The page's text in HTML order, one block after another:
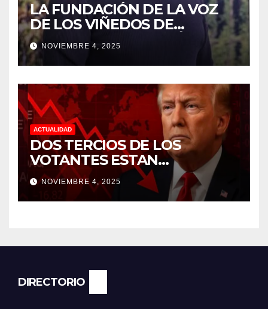
LA FUNDACIÓN DE LA VOZ
DE LOS VIÑEDOS DE
SONOMA RECONOCIÓ A
CUATRO “ EMPLEADOS DEL
MES” POR SU LIDERAZGO Y
DEDICACIÓN EN LOS
VIÑEDOS
NOVIEMBRE 4, 2025
ACTUALIDAD
DOS TERCIOS DE LOS
VOTANTES ESTAN
FRUSTRADOS CON TRUMP
PORQUE EL COSTO DE VIDA
CADA DIA SUBE Y LA
NEWS.
NOVIEMBRE 4, 2025
DIRECTORIO